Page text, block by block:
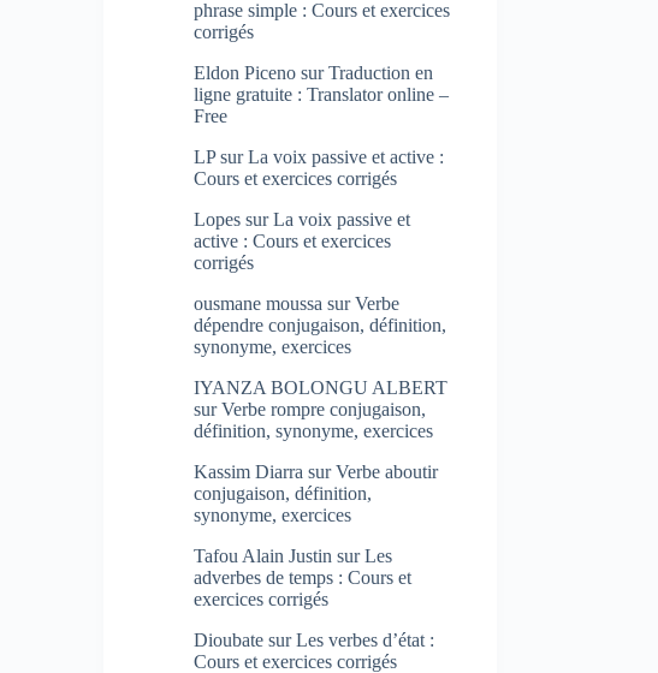
phrase simple : Cours et exercices
corrigés
Eldon Piceno surTraduction en
ligne gratuite : Translator online –
Free
LPsurLa voix passive et active :
Cours et exercices corrigés
Lopes surLa voix passive et
active : Cours et exercices
corrigés
ousmane moussa surVerbe
dépendre conjugaison, définition,
synonyme, exercices
IYANZA BOLONGU ALBERT
surVerbe rompre conjugaison,
définition, synonyme, exercices
Kassim Diarra surVerbe aboutir
conjugaison, définition,
synonyme, exercices
Tafou Alain Justin surLes
adverbes de temps : Cours et
exercices corrigés
Dioubate surLes verbes d’état :
Cours et exercices corrigés